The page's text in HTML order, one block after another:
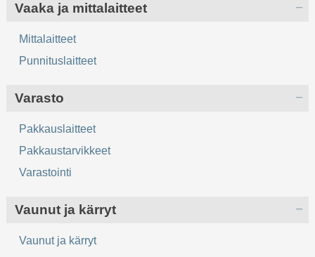
Vaaka ja mittalaitteet
Mittalaitteet
Punnituslaitteet
Varasto
Pakkauslaitteet
Pakkaustarvikkeet
Varastointi
Vaunut ja kärryt
Vaunut ja kärryt